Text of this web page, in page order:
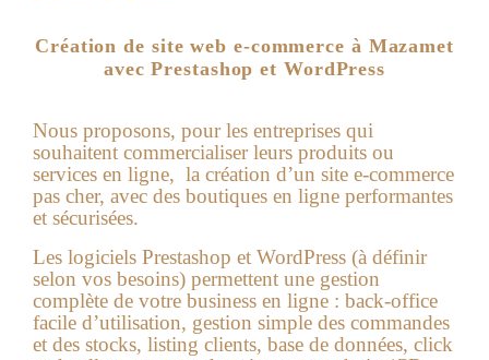
Création de site web e-commerce à Mazamet
avec Prestashop et WordPress
Nous proposons, pour les entreprises qui
souhaitent commercialiser leurs produits ou
services en ligne, la création d’un site e-commerce
pas cher, avec des boutiques en ligne performantes
et sécurisées.
Les logiciels Prestashop et WordPress (à définir
selon vos besoins) permettent une gestion
complète de votre business en ligne : back-office
facile d’utilisation, gestion simple des commandes
et des stocks, listing clients, base de données, click